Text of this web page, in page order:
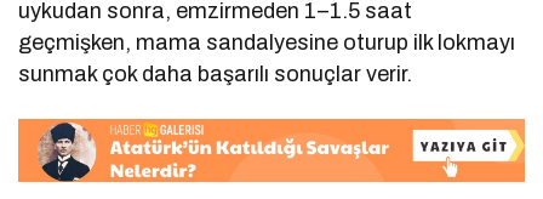
uykudan sonra, emzirmeden 1–1.5 saat
geçmişken, mama sandalyesine oturup ilk lokmayı
sunmak çok daha başarılı sonuçlar verir.